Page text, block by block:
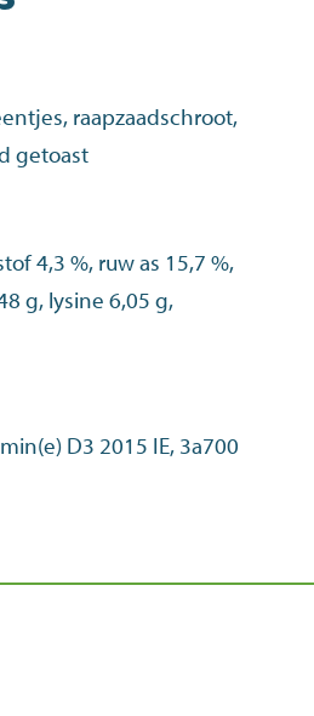
raapzaadschroot,
getoast
4,3 %, ruw as 15,7 %,
g, lysine 6,05 g,
D3 2015 IE, 3a700